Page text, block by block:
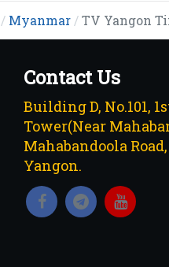
Myanmar TV Yangon
Contact Us
Building D, No.101,
Tower(Near
Mahabandoola
Yangon.